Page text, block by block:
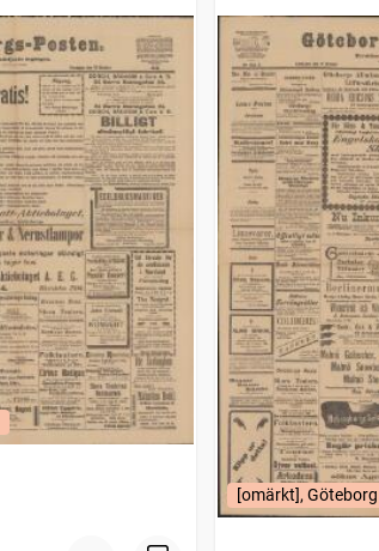
[omärkt], Göteborg